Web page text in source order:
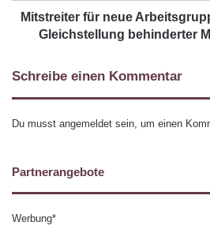
Mitstreiter für neue
Gleichstellung behinderter
Schreibe einen Kommentar
Du musst angemeldet sein, um einen
Partnerangebote
Werbung*